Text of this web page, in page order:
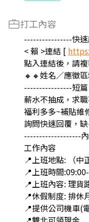
打工內容
----------------快
< 賴 >連結 [
點入連結後，請
🔸🔸姓名／應徵
----------------短
薪水不抽成，求
福利多多~補貼維
詢問快速回覆，
-------------------
工作內容
📍上班地點: （
📍上班時間
📍上班內容: 理貨
📍休假制度: 排休
📍提供公司機車(